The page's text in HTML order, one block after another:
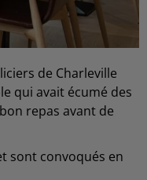
de Charleville
qui avait écumé des
repas avant de
sont convoqués en